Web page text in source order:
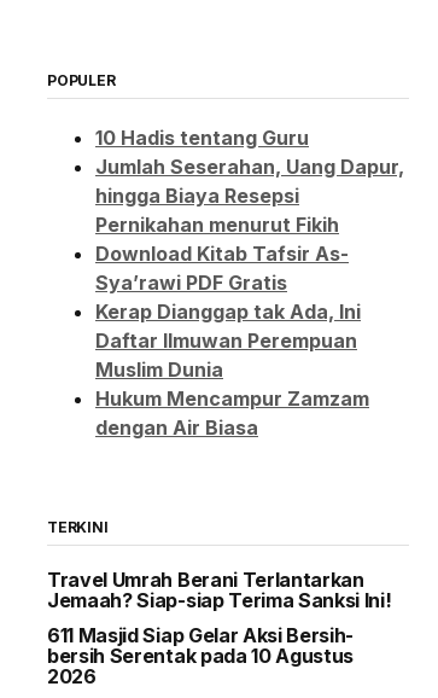
POPULER
10 Hadis tentang Guru
Jumlah Seserahan, Uang Dapur,
hingga Biaya Resepsi
Pernikahan menurut Fikih
Download Kitab Tafsir As-
Sya’rawi PDF Gratis
Kerap Dianggap tak Ada, Ini
Daftar Ilmuwan Perempuan
Muslim Dunia
Hukum Mencampur Zamzam
dengan Air Biasa
TERKINI
Travel Umrah Berani Terlantarkan
Jemaah? Siap-siap Terima Sanksi Ini!
611 Masjid Siap Gelar Aksi Bersih-
bersih Serentak pada 10 Agustus
2026